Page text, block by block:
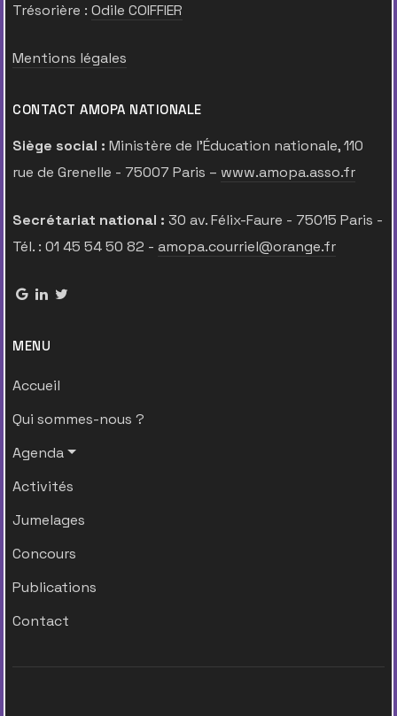
Trésorière : Odile COIFFIER
Mentions légales
CONTACT AMOPA NATIONALE
Siège social : Ministère de l’Éducation nationale, 110
rue de Grenelle - 75007 Paris – www.amopa.asso.fr
Secrétariat national : 30 av. Félix-Faure - 75015 Paris -
Tél. : 01 45 54 50 82 - amopa.courriel@orange.fr
MENU
Accueil
Qui sommes-nous ?
Agenda
Activités
Jumelages
Concours
Publications
Contact